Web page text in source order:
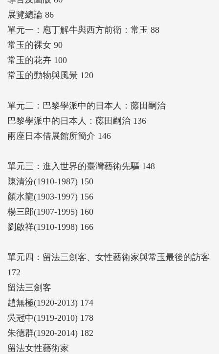
展覽總論 86
單元一：庖丁解牛與西方前衛：常玉 88
常玉的裸女 90
常玉的花卉 100
常玉的動物與風景 120
單元二：巴黎學派中的日本人：藤田嗣治
巴黎學派中的日本人：藤田嗣治 136
兩座日本借展館所簡介 146
單元三：進入世界的臺灣藝術先驅 148
陳清汾(1910-1987) 150
顏水龍(1903-1997) 156
楊三郎(1907-1995) 160
劉啟祥(1910-1998) 166
單元四：留法三劍客、女性藝術家與常玉最後的訪客
172
留法三劍客
趙無極(1920-2013) 174
吳冠中(1919-2010) 178
朱德群(1920-2014) 182
留法女性藝術家